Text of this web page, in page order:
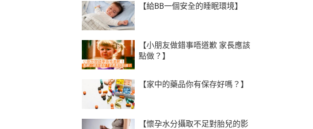
【給BB一個安全的睡眠環境】
【小朋友做錯事唔道歉 家長應該
點做？】
【家中的藥品你有保存好嗎？】
【懷孕水分攝取不足對胎兒的影